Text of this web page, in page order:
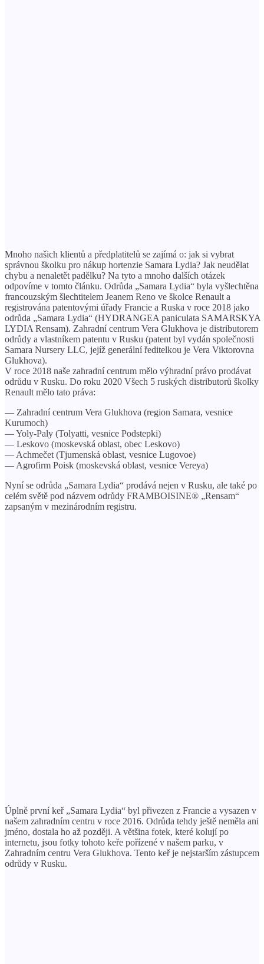
Mnoho našich klientů a předplatitelů se zajímá o: jak si vybrat
správnou školku pro nákup hortenzie Samara Lydia? Jak neudělat
chybu a nenaletět padělku? Na tyto a mnoho dalších otázek
odpovíme v tomto článku. Odrůda „Samara Lydia“ byla vyšlechtěna
francouzským šlechtitelem Jeanem Reno ve školce Renault a
registrována patentovými úřady Francie a Ruska v roce 2018 jako
odrůda „Samara Lydia“ (HYDRANGEA paniculata SAMARSKYA
LYDIA Rensam). Zahradní centrum Vera Glukhova je distributorem
odrůdy a vlastníkem patentu v Rusku (patent byl vydán společnosti
Samara Nursery LLC, jejíž generální ředitelkou je Vera Viktorovna
Glukhova).
V roce 2018 naše zahradní centrum mělo výhradní právo prodávat
odrůdu v ​​Rusku. Do roku 2020 Všech 5 ruských distributorů školky
Renault mělo tato práva:
— Zahradní centrum Vera Glukhova (region Samara, vesnice
Kurumoch)
— Yoly-Paly (Tolyatti, vesnice Podstepki)
— Leskovo (moskevská oblast, obec Leskovo)
— Achmečet (Tjumenská oblast, vesnice Lugovoe)
— Agrofirm Poisk (moskevská oblast, vesnice Vereya)
Nyní se odrůda „Samara Lydia“ prodává nejen v Rusku, ale také po
celém světě pod názvem odrůdy FRAMBOISINE® „Rensam“
zapsaným v mezinárodním registru.
Úplně první keř „Samara Lydia“ byl přivezen z Francie a vysazen v
našem zahradním centru v roce 2016. Odrůda tehdy ještě neměla ani
jméno, dostala ho až později. A většina fotek, které kolují po
internetu, jsou fotky tohoto keře pořízené v našem parku, v
Zahradním centru Vera Glukhova. Tento keř je nejstarším zástupcem
odrůdy v Rusku.